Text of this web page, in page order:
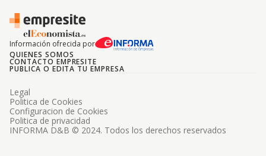
Información ofrecida por
QUIENES SOMOS
CONTACTO EMPRESITE
PUBLICA O EDITA TU EMPRESA
INFORMA D&B © 2024. Todos los derechos reservados
Legal
Politica de Cookies
Configuracion de Cookies
Politica de privacidad